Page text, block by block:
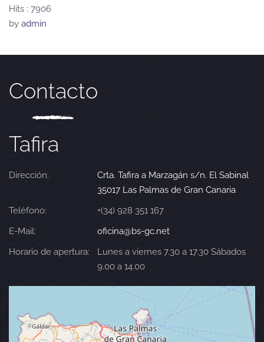
Hits : 7906
by admin
Contacto
Tafira
Dirección:
Crta. Tafira a Marzagán s/n. El Sabinal
35017 Las Palmas de Gran Canaria
Teléfono:
+(34) 928 351 167
E-Mail:
oficina@bs-gc.net
Horario de apertura:
Lunes a viernes 7.30 a 17.30 Sábados
9.00 a 14.00